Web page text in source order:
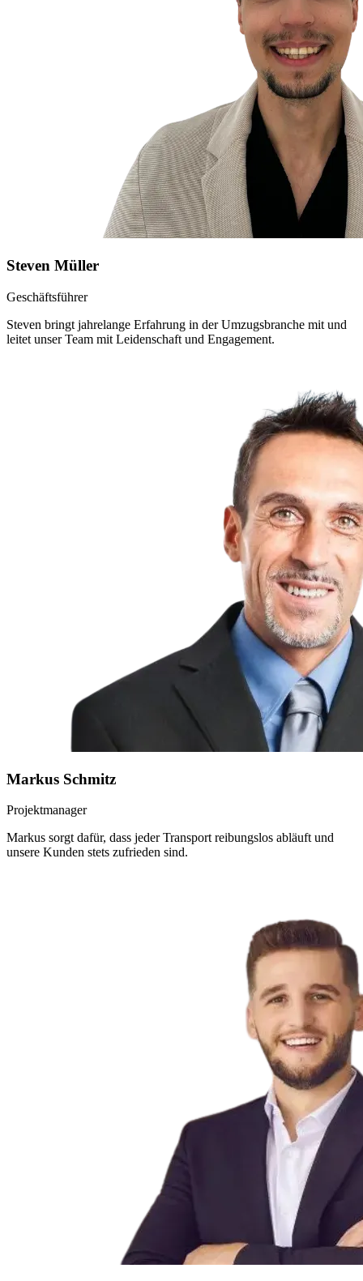
Steven Müller
Geschäftsführer
Steven bringt jahrelange Erfahrung in der Umzugsbranche mit und
leitet unser Team mit Leidenschaft und Engagement.
Markus Schmitz
Projektmanager
Markus sorgt dafür, dass jeder Transport reibungslos abläuft und
unsere Kunden stets zufrieden sind.